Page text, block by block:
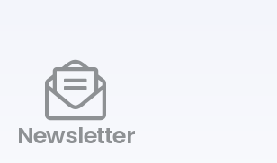
Newsletter